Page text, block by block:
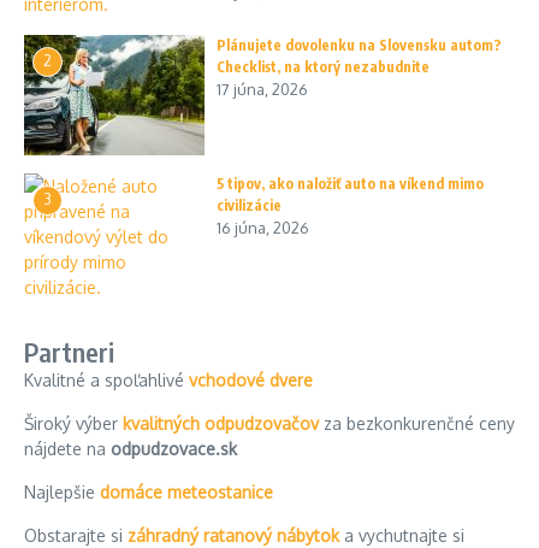
2
Plánujete dovolenku na Slovensku autom?
Checklist, na ktorý nezabudnite
17 júna, 2026
3
5 tipov, ako naložiť auto na víkend mimo
civilizácie
16 júna, 2026
Partneri
Kvalitné a spoľahlivé vchodové dvere
Široký výber kvalitných odpudzovačovza bezkonkurenčné ceny
nájdete na odpudzovace.sk
Najlepšie domáce meteostanice
Obstarajte si záhradný ratanový nábytoka vychutnajte si